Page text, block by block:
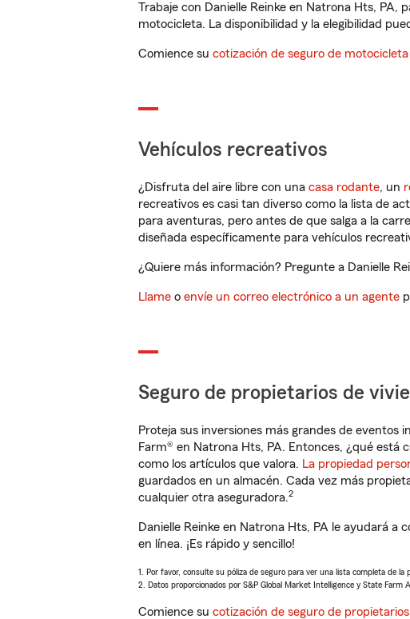
Trabaje con Danielle Reinke en Natrona Hts,
motocicleta. La disponibilidad y la elegibilidad
Comience su cotización de seguro de motocicleta
Vehículos recreativos
¿Disfruta del aire libre con una casa rodante, un
recreativos es casi tan diverso como la lista de
para aventuras, pero antes de que salga a la
diseñada específicamente para vehículos
¿Quiere más información? Pregunte a Danielle
Llame o envíe un correo electrónico a un agente
Seguro de propietarios de
Proteja sus inversiones más grandes de eventos
Farm® en Natrona Hts, PA. Entonces, ¿qué está
como los artículos que valora. La propiedad
guardados en un almacén. Cada vez más
cualquier otra aseguradora.2
Danielle Reinke en Natrona Hts, PA le ayudará
en línea. ¡Es rápido y sencillo!
1. Por favor, consulte su póliza de seguro para ver una lista completa de
2. Datos proporcionados por S&P Global Market Intelligence y State Farm
Comience su cotización de seguro de